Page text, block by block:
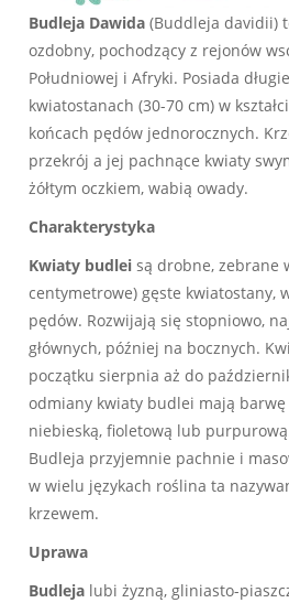
Budleja Dawida(Buddleja davidii)
ozdobny, pochodzący z rejonów
Południowej i Afryki. Posiada
kwiatostanach (30-70 cm) w
końcach pędów jednorocznych.
przekrój a jej pachnące kwiaty
żółtym oczkiem, wabią owady.
Charakterystyka
Kwiaty budleisą drobne, zebrane
centymetrowe) gęste kwiatostany,
pędów. Rozwijają się stopniowo,
głównych, później na bocznych.
początku sierpnia aż do
odmiany kwiaty budlei mają barwę
niebieską, fioletową lub
Budleja przyjemnie pachnie i
w wielu językach roślina ta
krzewem.
Uprawa
Budlejalubi żyzną, gliniasto-